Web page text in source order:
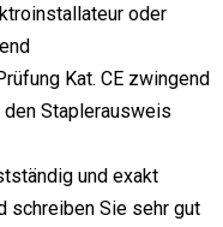
oder
Kat. CE zwingend
den Staplerausweis
und exakt
schreiben Sie sehr gut